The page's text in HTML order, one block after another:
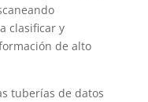
clasificar y
de alto
tuberías de datos